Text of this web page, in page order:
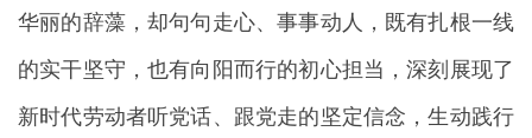
华丽的辞藻，却句句走心、事事动人，既有扎根一线
的实干坚守，也有向阳而行的初心担当，深刻展现了
新时代劳动者听党话、跟党走的坚定信念，生动践行